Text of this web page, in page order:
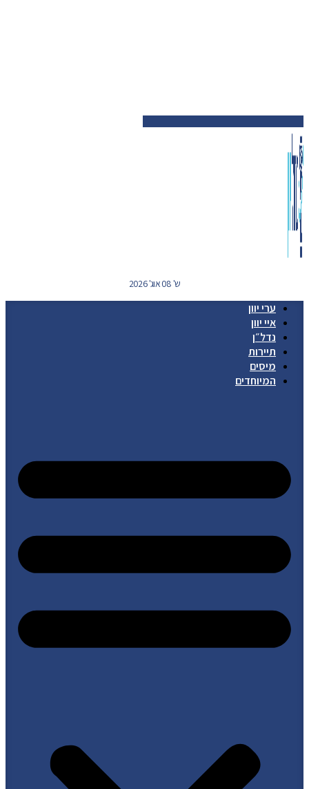
ש' 08 אוג' 2026
ערי יוון
איי יוון
נדל״ן
תיירות
מיסים
המיוחדים